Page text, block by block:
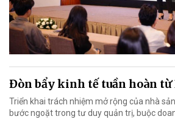
Đòn bẩy kinh tế tuần hoàn từ
Triển khai trách nhiệm mở rộng của nhà
bước ngoặt trong tư duy quản trị, buộc